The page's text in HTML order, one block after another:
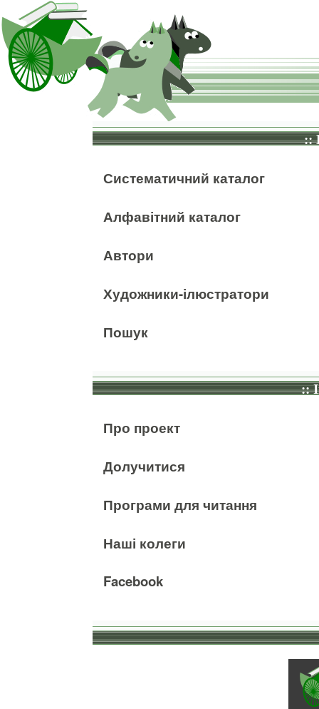
::
Систематичний каталог
Алфавітний каталог
Автори
Художники-ілюстратори
Пошук
::
Про проект
Долучитися
Програми для читання
Наші колеги
Facebook